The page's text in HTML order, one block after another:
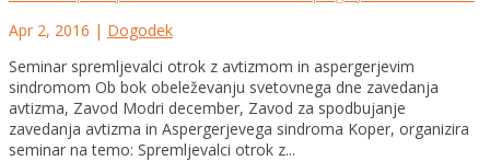
Apr 2, 2016 | Dogodek
Seminar spremljevalci otrok z avtizmom in aspergerjevim
sindromom Ob bok obeleževanju svetovnega dne zavedanja
avtizma, Zavod Modri december, Zavod za spodbujanje
zavedanja avtizma in Aspergerjevega sindroma Koper, organizira
seminar na temo: Spremljevalci otrok z...